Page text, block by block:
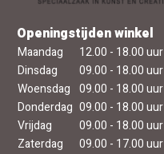
Openingstijden winkel
Maandag
12.00 - 18.00 uur
Dinsdag
09.00 - 18.00 uur
Woensdag 09.00 - 18.00 uur
Donderdag 09.00 - 18.00 uur
Vrijdag
09.00 - 18.00 uur
Zaterdag
09.00 - 17.00 uur